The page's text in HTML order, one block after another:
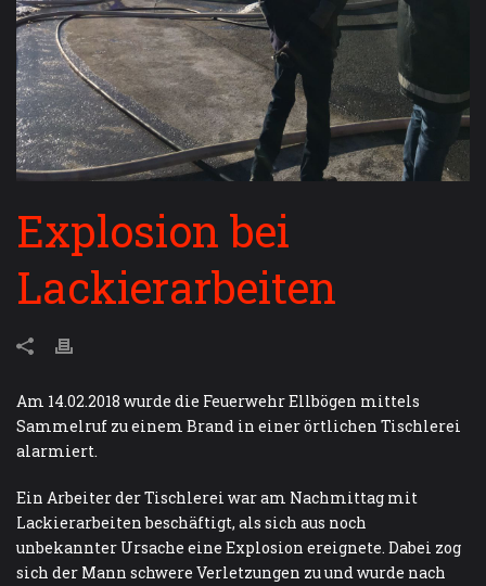
Explosion bei
Lackierarbeiten
Am 14.02.2018 wurde die Feuerwehr Ellbögen mittels
Sammelruf zu einem Brand in einer örtlichen Tischlerei
alarmiert.
Ein Arbeiter der Tischlerei war am Nachmittag mit
Lackierarbeiten beschäftigt, als sich aus noch
unbekannter Ursache eine Explosion ereignete. Dabei zog
sich der Mann schwere Verletzungen zu und wurde nach